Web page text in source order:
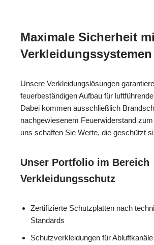
Maximale Sicherheit
Verkleidungssystemen
Unsere Verkleidungslösungen
feuerbeständigen Aufbau für
Dabei kommen ausschließlich
nachgewiesenem Feuerwiderstand
uns schaffen Sie Werte, die geschützt
Unser Portfolio im Bereich
Verkleidungsschutz
Zertifizierte Schutzplatten nach
Standards
Schutzverkleidungen für